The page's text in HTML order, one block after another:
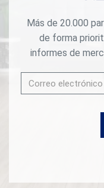
también una
mayor demanda y
más información y
Más de 20.000
de forma
informes de